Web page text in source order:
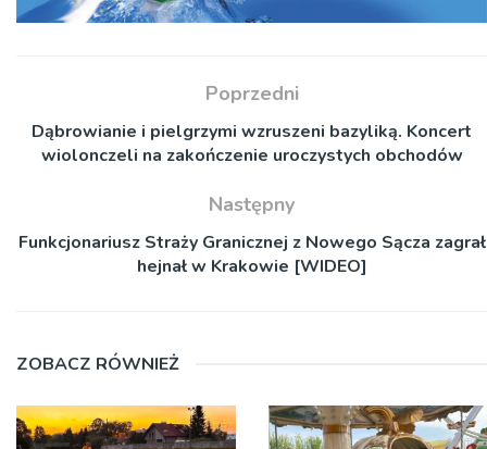
Poprzedni
Dąbrowianie i pielgrzymi wzruszeni bazyliką. Koncert
wiolonczeli na zakończenie uroczystych obchodów
Następny
Funkcjonariusz Straży Granicznej z Nowego Sącza zagrał
hejnał w Krakowie [WIDEO]
ZOBACZ RÓWNIEŻ